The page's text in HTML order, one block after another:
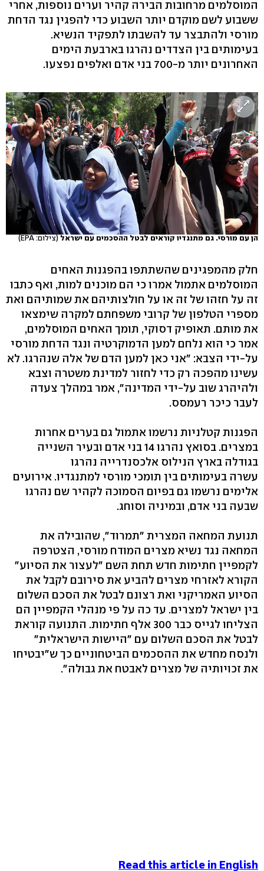
המוסלמים מרחובות הבירה קהיר וערים נוספות, אחרי
ששבוע לשם מוקדם יותר השבוע כדי להפגין נגד הדחת
מורסי ולהתבצר עד להשבתו לתפקיד הנשיא.
בעימותים בין הצדדים נהרגו בארבעת הימים
האחרונים יותר מ-700 בני אדם ואלפים נפצעו.
הן עם מורסי. גם מתנגדיו קוראים לבטל ההסכמים עם ישראל (צילום: EPA)
חלק מהמפגינים שהשתתפו בהפגנות האחים
המוסלמים אתמול אמרו כי הם מוכנים למות, ואף כתבו
זה על חזהו של זה או על חולצותיהם את שמותיהם ואת
מספרי הטלפון של קרובי משפחתם למקרה שימצאו
את מותם. תאופיק דסוקי, תומך האחים המוסלמים,
אמר כי הוא נלחם למען הדמוקרטיה ונגד הדחת מורסי
על-ידי הצבא: "אני כאן למען הדם של אלה שנהרגו. לא
עשינו מהפכה רק כדי לחזור למדינת משטרה וצבא
ולהיהרג שוב על-ידי המדינה", אמר במהלך צעדה
לעבר כיכר רעמסס.
הפגנות קטלניות נרשמו אתמול גם בערים אחרות
במצרים. בסואץ נהרגו 14 בני אדם ובעיר השנייה
בגודלה בארץ הנילוס אלכסנדרייה נהרגו
עשרה בעימותים בין תומכי מורסי למתנגדיו. אירועים
אלימים נרשמו גם בפיום הסמוכה לקהיר שם נהרגו
שבעה בני אדם, ובמיניה וסוחג.
תנועת המחאה המצרית "תמרוד", שהובילה את
המחאה נגד נשיא מצרים המודח מורסי, הצטרפה
לקמפיין חתימות חדש תחת השם "לעצור את הסיוע"
הקורא לאזרחי מצרים להביע את סירובם לקבל את
הסיוע האמריקני ואת רצונם לבטל את הסכם השלום
בין ישראל למצרים. עד כה על פי מנהלי הקמפיין הם
הצליחו לגייס כבר 300 אלף חתימות. התנועה קוראת
לבטל את הסכם השלום עם "היישות הישראלית"
ולנסח מחדש את ההסכמים הביטחוניים כך ש"יבטיחו
את זכויותיה של מצרים לאבטח את גבולה".
Read this article in English